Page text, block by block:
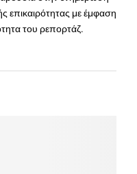
επικαιρότητας με έμφαση
του ρεπορτάζ.